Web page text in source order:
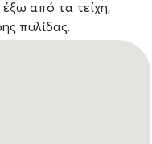
από τα τείχη,
πυλίδας.